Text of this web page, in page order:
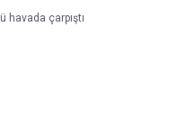
havada çarpıştı